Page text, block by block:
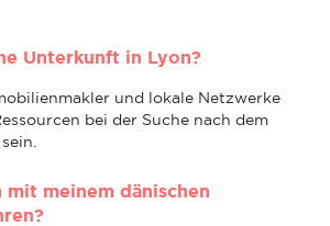
Unterkunft in Lyon?
und lokale Netzwerke
bei der Suche nach dem
mit meinem dänischen